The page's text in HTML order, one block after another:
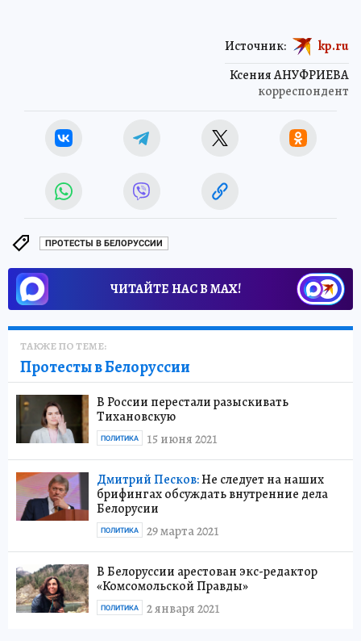
Ксения АНУФРИЕВА
корреспондент
Источник: kp.ru
ПРОТЕСТЫ В БЕЛОРУССИИ
ЧИТАЙТЕ НАС В МАХ!
ТАКЖЕ ПО ТЕМЕ:
Протесты в Белоруссии
В России перестали разыскивать
Тихановскую
15 июня 2021
ПОЛИТИКА
Дмитрий Песков:Не следует на наших
брифингах обсуждать внутренние дела
Белорусии
29 марта 2021
ПОЛИТИКА
В Белоруссии арестован экс-редактор
«Комсомольской Правды»
2 января 2021
ПОЛИТИКА